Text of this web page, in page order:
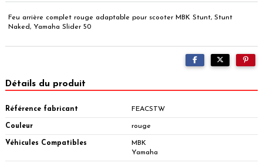
Feu arrière complet rouge adaptable pour scooter MBK Stunt, Stunt
Naked, Yamaha Slider 50
Détails du produit
Référence fabricant FEACSTW
Couleur rouge
Véhicules Compatibles
MBK
Yamaha